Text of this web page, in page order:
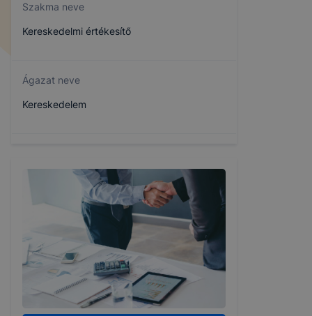
Szakma neve
Kereskedelmi értékesítő
Ágazat neve
Kereskedelem
404161302
Képzés időtartama
3 év
Választható szakmairányok: